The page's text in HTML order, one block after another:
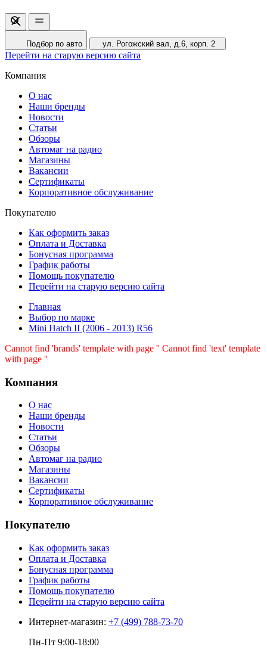
Подбор по авто ул. Рогожский вал, д.6, корп. 2
Перейти на старую версию сайта
Компания
О нас
Наши бренды
Новости
Статьи
Обзоры
Автомаг на радио
Магазины
Вакансии
Сертификаты
Корпоративное обслуживание
Покупателю
Как оформить заказ
Оплата и Доставка
Бонусная программа
График работы
Помощь покупателю
Перейти на старую версию сайта
Главная
Выбор по марке
Mini Hatch II (2006 - 2013) R56
Cannot find 'brands' template with page '' Cannot find 'text' template
with page ''
Компания
О нас
Наши бренды
Новости
Статьи
Обзоры
Автомаг на радио
Магазины
Вакансии
Сертификаты
Корпоративное обслуживание
Покупателю
Как оформить заказ
Оплата и Доставка
Бонусная программа
График работы
Помощь покупателю
Перейти на старую версию сайта
Интернет-магазин: +7 (499) 788-73-70
Пн-Пт 9:00-18:00